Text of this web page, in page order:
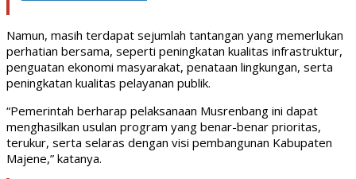
Namun, masih terdapat sejumlah tantangan yang memerlukan
perhatian bersama, seperti peningkatan kualitas infrastruktur,
penguatan ekonomi masyarakat, penataan lingkungan, serta
peningkatan kualitas pelayanan publik.
“Pemerintah berharap pelaksanaan Musrenbang ini dapat
menghasilkan usulan program yang benar-benar prioritas,
terukur, serta selaras dengan visi pembangunan Kabupaten
Majene,” katanya.